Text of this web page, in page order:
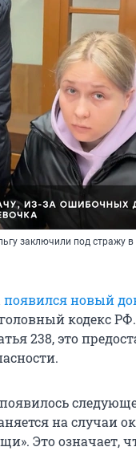
заключили под стражу в
появился новый
кодекс
238, это
на случаи
Это означает,